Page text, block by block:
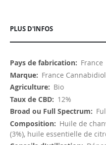
PLUS D'INFOS
Plus
d'infos
France
France Cannabidiol
Bio
12%
Huile de
(3%), huile essentielle de